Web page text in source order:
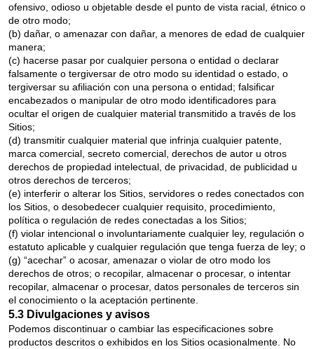
ofensivo, odioso u objetable desde el punto de vista racial, étnico o
de otro modo;
(b) dañar, o amenazar con dañar, a menores de edad de cualquier
manera;
(c) hacerse pasar por cualquier persona o entidad o declarar
falsamente o tergiversar de otro modo su identidad o estado, o
tergiversar su afiliación con una persona o entidad; falsificar
encabezados o manipular de otro modo identificadores para
ocultar el origen de cualquier material transmitido a través de los
Sitios;
(d) transmitir cualquier material que infrinja cualquier patente,
marca comercial, secreto comercial, derechos de autor u otros
derechos de propiedad intelectual, de privacidad, de publicidad u
otros derechos de terceros;
(e) interferir o alterar los Sitios, servidores o redes conectados con
los Sitios, o desobedecer cualquier requisito, procedimiento,
política o regulación de redes conectadas a los Sitios;
(f) violar intencional o involuntariamente cualquier ley, regulación o
estatuto aplicable y cualquier regulación que tenga fuerza de ley; o
(g) “acechar” o acosar, amenazar o violar de otro modo los
derechos de otros; o recopilar, almacenar o procesar, o intentar
recopilar, almacenar o procesar, datos personales de terceros sin
el conocimiento o la aceptación pertinente.
5.3 Divulgaciones y avisos
Podemos discontinuar o cambiar las especificaciones sobre
productos descritos o exhibidos en los Sitios ocasionalmente. No